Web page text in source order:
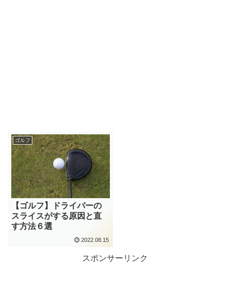
ゴルフ
【ゴルフ】ドライバーの
スライスがする原因と直
す方法６選
2022.08.15
スポンサーリンク